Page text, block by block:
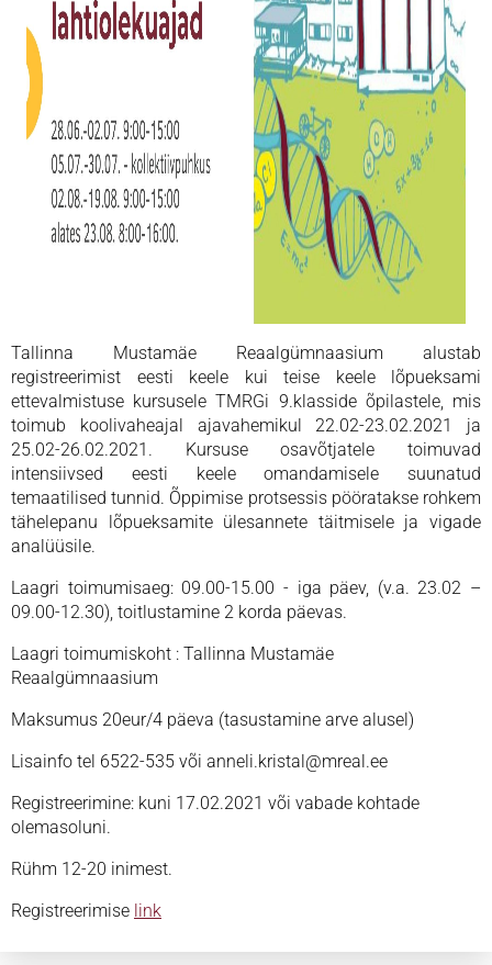
Tallinna Mustamäe Reaalgümnaasium alustab
registreerimist eesti keele kui teise keele lõpueksami
ettevalmistuse kursusele TMRGi 9.klasside õpilastele, mis
toimub koolivaheajal ajavahemikul 22.02-23.02.2021 ja
25.02-26.02.2021. Kursuse osavõtjatele toimuvad
intensiivsed eesti keele omandamisele suunatud
temaatilised tunnid. Õppimise protsessis pööratakse rohkem
tähelepanu lõpueksamite ülesannete täitmisele ja vigade
analüüsile.
Laagri toimumisaeg: 09.00-15.00 - iga päev, (v.a. 23.02 –
09.00-12.30), toitlustamine 2 korda päevas.
Laagri toimumiskoht : Tallinna Mustamäe
Reaalgümnaasium
Maksumus 20eur/4 päeva (tasustamine arve alusel)
Lisainfo tel 6522-535 või anneli.kristal@mreal.ee
Registreerimine: kuni 17.02.2021 või vabade kohtade
olemasoluni.
Rühm 12-20 inimest.
Registreerimise link